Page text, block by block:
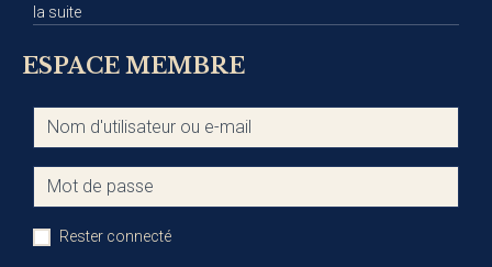
la suite
ESPACE MEMBRE
Rester connecté